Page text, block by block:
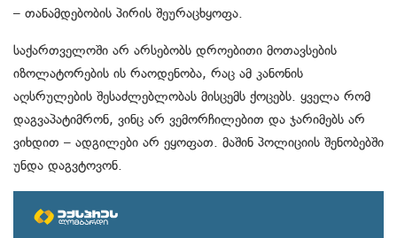
– თანამდებობის პირის შეურაცხყოფა.
საქართველოში არ არსებობს დროებითი მოთავსების
იზოლატორების ის რაოდენობა, რაც ამ კანონის
აღსრულების შესაძლებლობას მისცემს ქოცებს. ყველა რომ
დაგვაპატიმრონ, ვინც არ ვემორჩილებით და ჯარიმებს არ
ვიხდით – ადგილები არ ეყოფათ. მაშინ პოლიციის შენობებში
უნდა დაგვტოვონ.